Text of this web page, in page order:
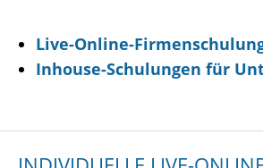
Live-Online-
Inhouse-Schulungen für